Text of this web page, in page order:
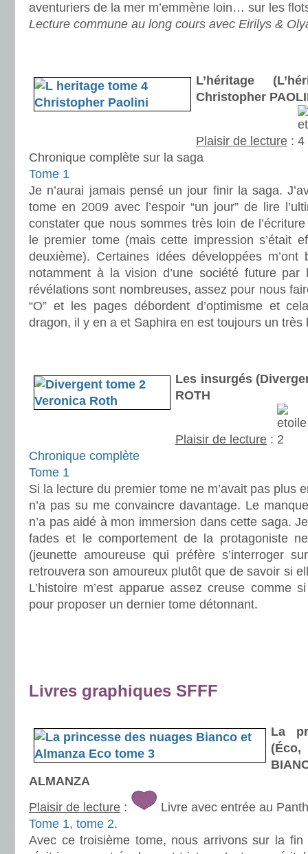
aventuriers de la mer m’emmène loin… sur les
Lecture commune au long cours avec Eirilys &
L’héritage
Christopher
Plaisir de lecture :
Chronique complète sur la saga
Tome 1
Je n’aurai jamais pensé un jour finir la saga.
tome en 2009 avec l’espoir “un jour” de lire
constater que nous sommes très loin de
le premier tome (mais cette impression s’était
deuxième). Certaines idées développées
notamment à la vision d’une société future
révélations sont nombreuses, assez pour nous
“O” et les pages débordent d’optimisme et
dragon, il y en a et Saphira en est toujours un très
Les insurgés
ROTH
Plaisir de lecture :
Chronique complète
Tome 1
Si la lecture du premier tome ne m’avait pas plus
n’a pas su me convaincre davantage. Le
n’a pas aidé à mon immersion dans cette saga.
fades et le comportement de la protagoniste
(jeunette amoureuse qui préfère s’interroger
retrouvera son amoureux plutôt que de savoir si
L’histoire m’est apparue assez creuse comme
pour proposer un dernier tome détonnant.
Livres graphiques SFFF
La
ALMANZA
Plaisir de lecture :
Livre avec entrée au
Tome 1, tome 2.
Avec ce troisième tome, nous arrivons sur la fin